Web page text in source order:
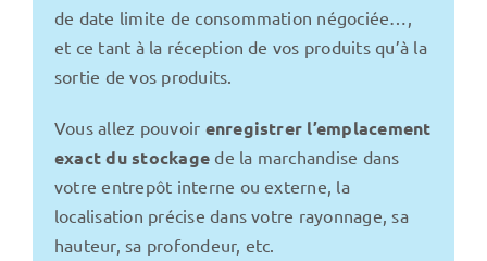
de date limite de consommation négociée…,
et ce tant à la réception de vos produits qu’à la
sortie de vos produits.
Vous allez pouvoir enregistrer l’emplacement
exact du stockage de la marchandise dans
votre entrepôt interne ou externe, la
localisation précise dans votre rayonnage, sa
hauteur, sa profondeur, etc.